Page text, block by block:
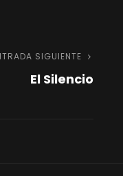
SIGUIENTE
El Silencio